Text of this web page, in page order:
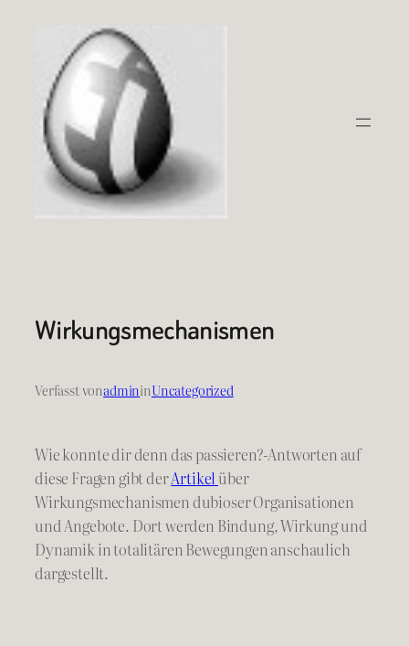
springen
Wirkungsmechanismen
Verfasst vonadmininUncategorized
Wie konnte dir denn das passieren?-Antworten auf
diese Fragen gibt derArtikel über
Wirkungsmechanismen dubioser Organisationen
und Angebote. Dort werden Bindung, Wirkung und
Dynamik in totalitären Bewegungen anschaulich
dargestellt.